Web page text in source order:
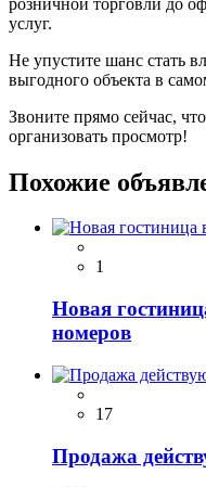
услуг.
Не упустите шанс стать
выгодного объекта в
Звоните прямо сейчас,
организовать просмотр!
Похожие
1
Новая
номеров
17
Продажа